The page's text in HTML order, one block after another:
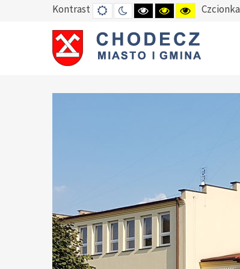
Kontrast DEFAULT
MODE
TRYB
NOCNY
HIGH
CONTRAST
BLACK
WHITE
MODE
HIGH
CONTRAST
BLACK
YELLOW
MODE
HIGH
CONTRAST
YELLOW
BLACK
MODE
Czcionka